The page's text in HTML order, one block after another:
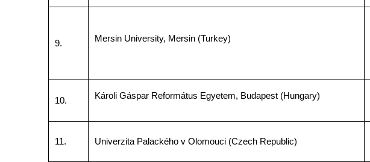
9. Mersin University, Mersin (Turkey)
10. Károli Gáspar Református Egyetem, Budapest (Hungary)
11. Univerzita Palackého v Olomouci (Czech Republic)